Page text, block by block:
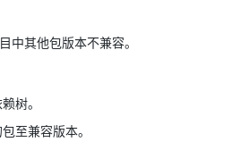
中其他包版本不兼容。
树。
至兼容版本。